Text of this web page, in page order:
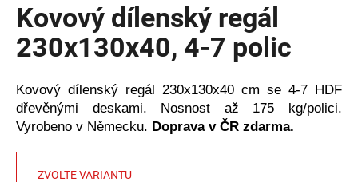
Kovový dílenský regál
230x130x40, 4-7 polic
Kovový dílenský regál 230x130x40 cm se 4-7 HDF
dřevěnými deskami. Nosnost až 175 kg/polici.
Vyrobeno v Německu. Doprava v ČR zdarma.
ZVOLTE VARIANTU
A
o
r
u
č
u
j
e
m
e